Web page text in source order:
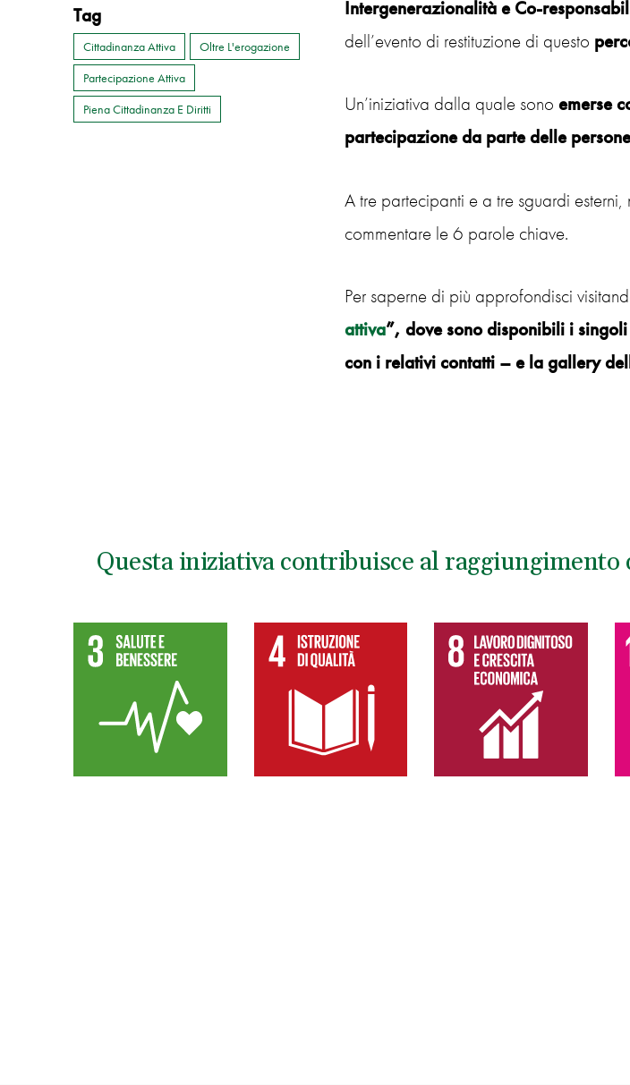
Tag
Cittadinanza Attiva
Oltre L'erogazione
Partecipazione Attiva
Piena Cittadinanza E Diritti
Intergenerazionalità e Co-
dell’evento di restituzione di questo
Un’iniziativa dalla quale sono emerse
partecipazione da parte delle persone
A tre partecipanti e a tre sguardi
commentare le 6 parole chiave.
Per saperne di più approfondisci
attiva”, dove sono disponibili i
con i relativi contatti – e la gallery
Questa iniziativa contribuisce al